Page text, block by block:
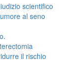
scientifico
al seno
il rischio